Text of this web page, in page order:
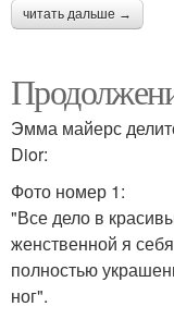
читать дальше →
Эмма майерс
Dior:
Фото номер 1:
"Все дело в
женственной я
полностью
ног".